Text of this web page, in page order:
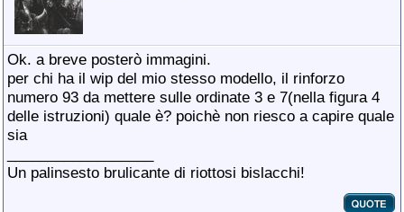
Ok. a breve posterò immagini.
per chi ha il wip del mio stesso modello, il rinforzo
numero 93 da mettere sulle ordinate 3 e 7(nella figura 4
delle istruzioni) quale è? poichè non riesco a capire quale
sia
Un palinsesto brulicante di riottosi bislacchi!